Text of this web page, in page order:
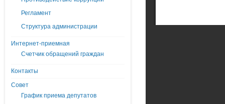
Регламент
Структура администрации
Интернет-приемная
Счетчик обращений граждан
Контакты
Совет
График приема депутатов